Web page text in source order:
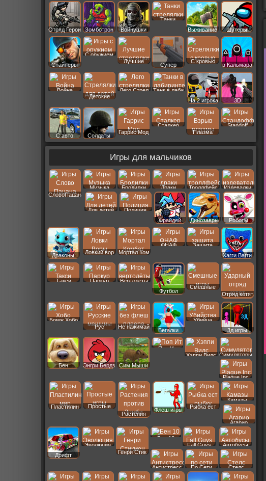
Отряд Герои Зомботрон Войнушки
Танки
Выживание
Шутеры
Снайперы
С оружием
Лучшие
Супер
С кровью
в Кальмара
Война
Детские
Лего Стрел
Танк в лаби
На 2 игрока
3D
С авто Солдаты
Гаррис Мод
Сталкер
Плазма
Standoff
Игры для мальчиков
СловоПацана
Музыка Бродилки Драки Троллфейс Издевалки
Для детей
Полиция
Фрайдей
Динозавры Роботы
Драконы
Ловкий вор Мортал Ком
ФНАФ
Защита
Хагги Вагги
Такси Паркур
Вертолеты
Футбол
Смешные
Отряд котят
Бомж Хобо
Рус
Не нажимай
Бегалки
Убийца
3д игры
Бен Энгри Бердз Сим Мыши
Поп Ит
Хэппи Вилс Симуляторы
Plague Inc
Пластилин
Простые
Растения
Флеш игры
Рыбка ест
Камазы
Агарио
Дрифт
Эволюция
Генри Стик
Бен 10
Fall Guys
Автобусы
Антистресс По Сети Стелс